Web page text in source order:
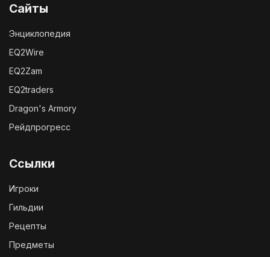
Сайты
Энциклопедия
EQ2Wire
EQ2Zam
EQ2traders
Dragon's Armory
Рейдпрогресс
Ссылки
Игроки
Гильдии
Рецепты
Предметы